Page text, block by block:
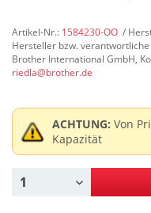
Artikel-Nr.: 1584230-OO /
Hersteller bzw.
Brother International GmbH,
riedla@brother.de
ACHTUNG: Von
Kapazität